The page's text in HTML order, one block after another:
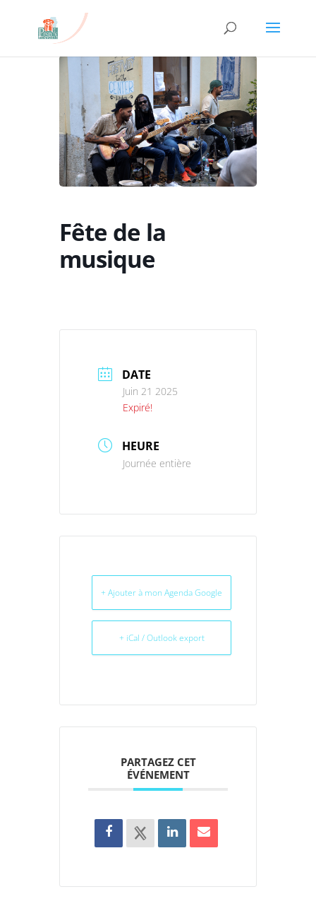
Fête de la
musique
DATE
Juin 21 2025
Expiré!
HEURE
Journée entière
+ Ajouter à mon Agenda Google
+ iCal / Outlook export
PARTAGEZ CET
ÉVÉNEMENT